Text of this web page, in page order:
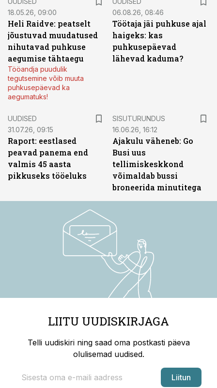
18.05.26, 09:00
Heli Raidve: peatselt
jõustuvad muudatused
nihutavad puhkuse
aegumise tähtaegu
Tööandja puudulik
tegutsemine võib muuta
puhkusepäevad ka
aegumatuks!
06.08.26, 08:46
Töötaja jäi puhkuse ajal
haigeks: kas
puhkusepäevad
lähevad kaduma?
UUDISED
31.07.26, 09:15
Raport: eestlased
peavad panema end
valmis 45 aasta
pikkuseks tööeluks
SISUTURUNDUS
16.06.26, 16:12
Ajakulu väheneb: Go
Busi uus
tellimiskeskkond
võimaldab bussi
broneerida minutitega
LIITU UUDISKIRJAGA
Telli uudiskiri ning saad oma postkasti päeva
olulisemad uudised.
Liitun